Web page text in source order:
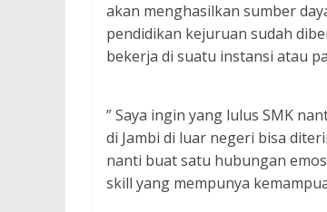
akan menghasilkan sumber
pendidikan kejuruan sudah
bekerja di suatu instansi atau
” Saya ingin yang lulus SMK
di Jambi di luar negeri bisa
nanti buat satu hubungan
skill yang mempunya